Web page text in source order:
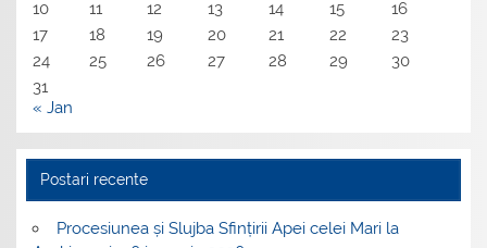
10
11 12 13 14 15
16
17
18 19 20 21 22
23
24
25 26 27 28 29
30
31
« Jan
Postari recente
Procesiunea și Slujba Sfințirii Apei celei Mari la